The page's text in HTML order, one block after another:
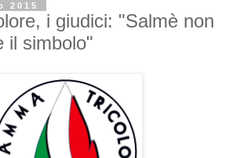
2015
i giudici: "Salmè non
il simbolo"